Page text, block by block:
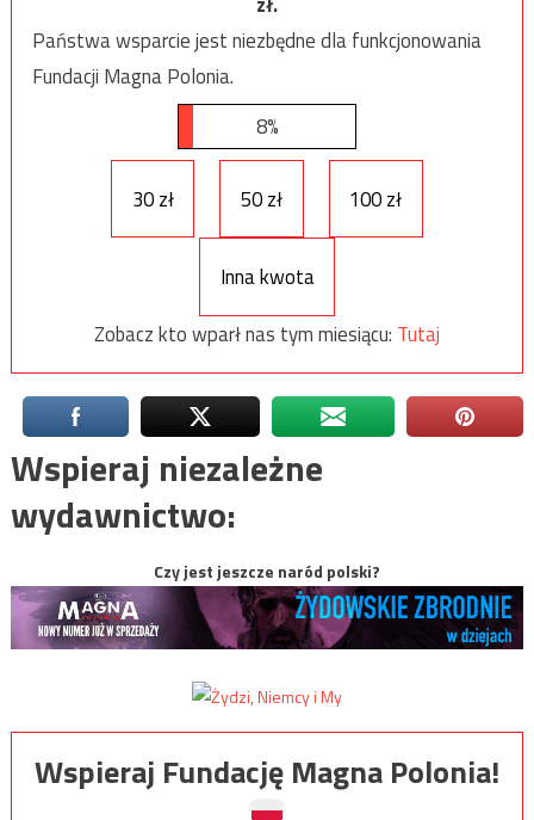
Państwa wsparcie jest niezbędne dla funkcjonowania
Fundacji Magna Polonia.
8%
30 zł 50 zł 100 zł
Inna kwota
Zobacz kto wparł nas tym miesiącu: Tutaj
Wspieraj niezależne
wydawnictwo:
Czy jest jeszcze naród polski?
Wspieraj Fundację Magna Polonia!